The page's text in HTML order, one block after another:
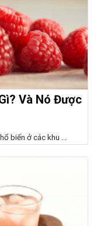
Và Nó Được
biến ở các khu ...